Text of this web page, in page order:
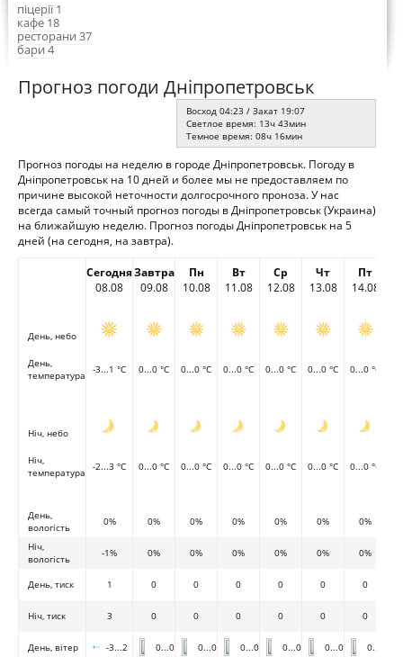
піцерії 1
кафе 18
ресторани 37
бари 4
Прогноз погоди Дніпропетровськ
Восход 04:23 / Закат 19:07
Светлое время: 13ч 43мин
Темное время: 08ч 16мин
Прогноз погоды на неделю в городе Дніпропетровськ. Погоду в
Дніпропетровськ на 10 дней и более мы не предоставляем по
причине высокой неточности долгосрочного проноза. У нас
всегда самый точный прогноз погоды в Дніпропетровськ (Украина)
на ближайшую неделю. Прогноз погоды Дніпропетровськ на 5
дней (на сегодня, на завтра).
Сегодня
08.08
Завтра
09.08
Пн
10.08
Вт
11.08
Ср
12.08
Чт
13.08
Пт
14.08
День, небо
День,
температура
-3...1 °C 0...0 °C 0...0 °C 0...0 °C 0...0 °C 0...0 °C 0...0 °C
Ніч, небо
Ніч,
температура
-2...3 °C 0...0 °C 0...0 °C 0...0 °C 0...0 °C 0...0 °C 0...0 °C
День,
вологість
0% 0% 0% 0% 0% 0%
0%
Ніч,
вологість
-1% 0% 0% 0% 0% 0% 0%
День, тиск 1 0 0 0 0 0 0
Ніч, тиск 3 0 0 0 0 0 0
День, вітер -3...2 0...0 0...0 0...0 0...0 0...0 0...0